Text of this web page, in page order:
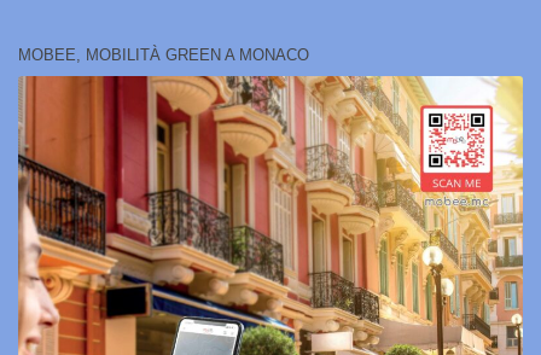
MOBEE, MOBILITÀ GREEN A MONACO